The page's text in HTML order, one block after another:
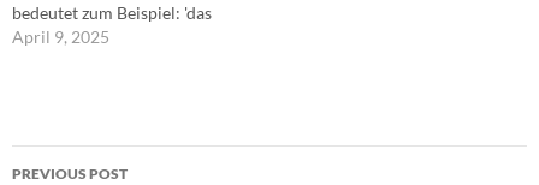
bedeutet zum Beispiel: 'das
dauert schon zu lange', 'bis
April 9, 2025
Post
PREVIOUS POST